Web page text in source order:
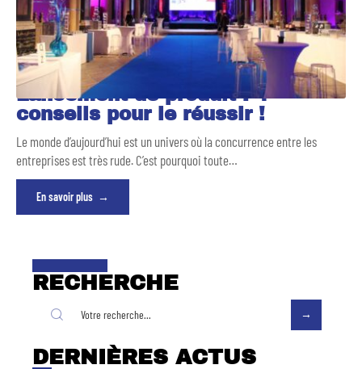
Lancement de produit : 4
conseils pour le réussir !
Le monde d’aujourd’hui est un univers où la concurrence entre les
entreprises est très rude. C’est pourquoi toute…
En savoir plus
RECHERCHE
DERNIÈRES ACTUS